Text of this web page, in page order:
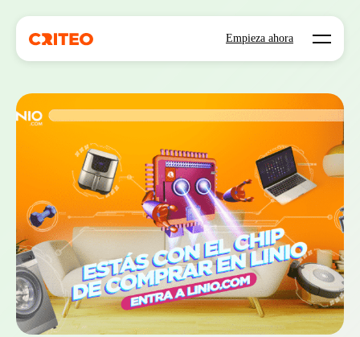
Empieza ahora Open